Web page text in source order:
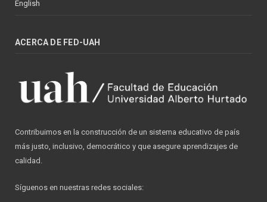
English
ACERCA DE FED-UAH
Contribuimos en la construcción de un sistema educativo de país
más justo, inclusivo, democrático y que asegure aprendizajes de
calidad.
Síguenos en nuestras redes sociales: